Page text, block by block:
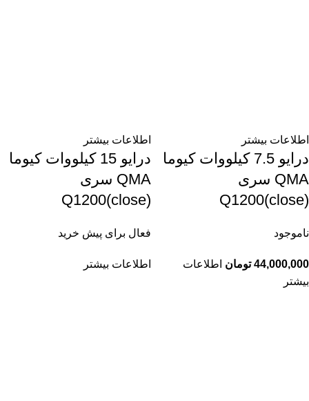
اطلاعات بیشتر
درایو 7.5 کیلووات کیوما
QMA سری
Q1200(close)
ناموجود
44,000,000 تومان اطلاعات
بیشتر
اطلاعات بیشتر
درایو 15 کیلووات کیوما
QMA سری
Q1200(close)
فعال برای پیش خرید
اطلاعات بیشتر